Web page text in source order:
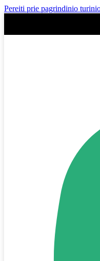
Pereiti prie pagrindinio